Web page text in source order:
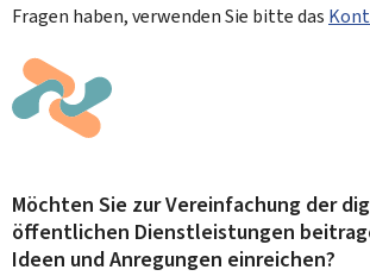
Fragen haben, verwenden Sie bitte das
Möchten Sie zur Vereinfachung der
öffentlichen Dienstleistungen
Ideen und Anregungen einreichen?